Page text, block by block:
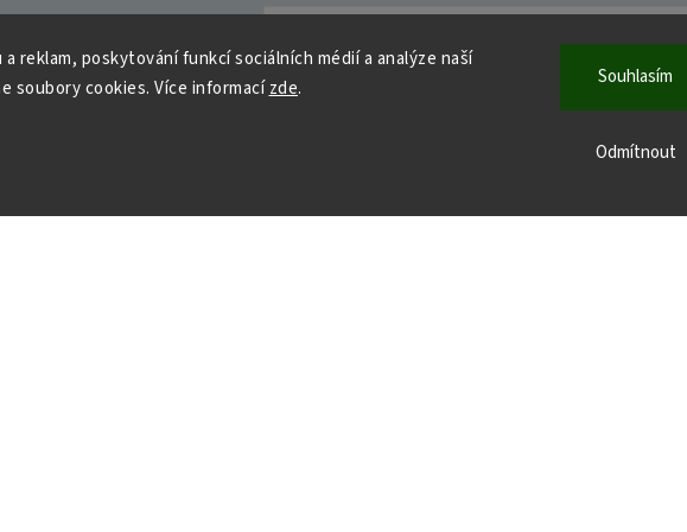
reklam, poskytování funkcí sociálních médií a analýze naší
soubory cookies. Více informacízde.
Odmítnout
Souhlasím
osobních údajů